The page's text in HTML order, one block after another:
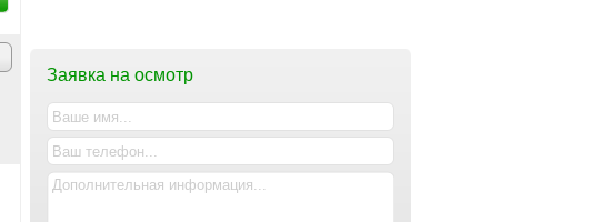
Заявка на осмотр